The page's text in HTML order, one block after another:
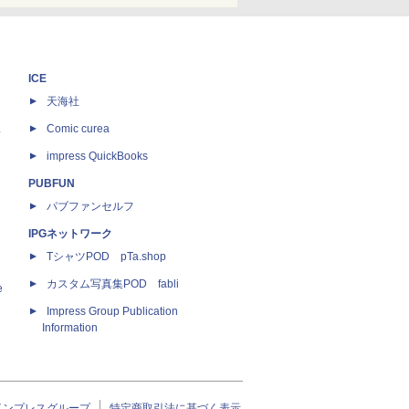
ICE
天海社
Comic curea
impress QuickBooks
PUBFUN
パブファンセルフ
IPGネットワーク
TシャツPOD pTa.shop
カスタム写真集POD fabli
Impress Group Publication
Information